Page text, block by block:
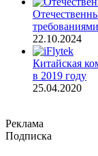
22.10.2024
Китайская
в 2019 году
25.04.2020
Реклама
Подписка